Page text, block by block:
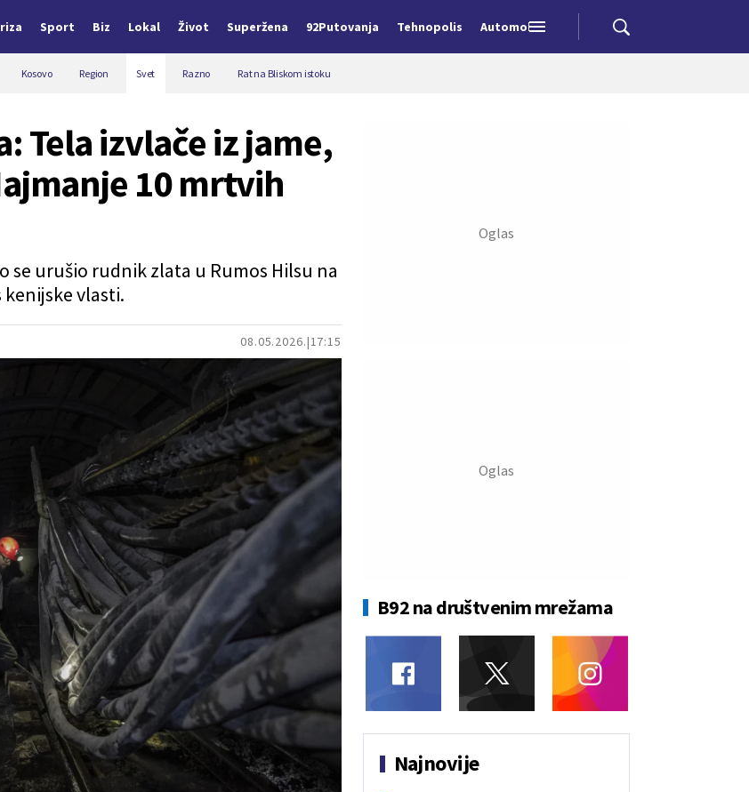
Sport Biz Lokal Život Superžena 92Putovanja Tehnopolis Automobili
Kosovo Region Svet Razno Rat na Bliskom istoku
08.05.2026. 17:15
Tela izvlače iz jame,
10 mrtvih
se urušio rudnik zlata u Rumos Hilsu na
vlasti.
B92 na društvenim mrežama
Najnovije